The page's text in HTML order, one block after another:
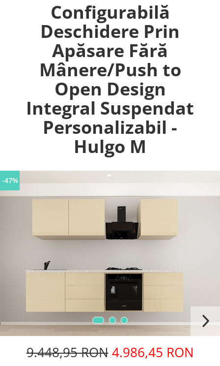
Configurabilă
Deschidere Prin
Apăsare Fără
Mânere/Push to
Open Design
Integral Suspendat
Personalizabil -
Hulgo M
-47%
9.448,95 RON 4.986,45 RON